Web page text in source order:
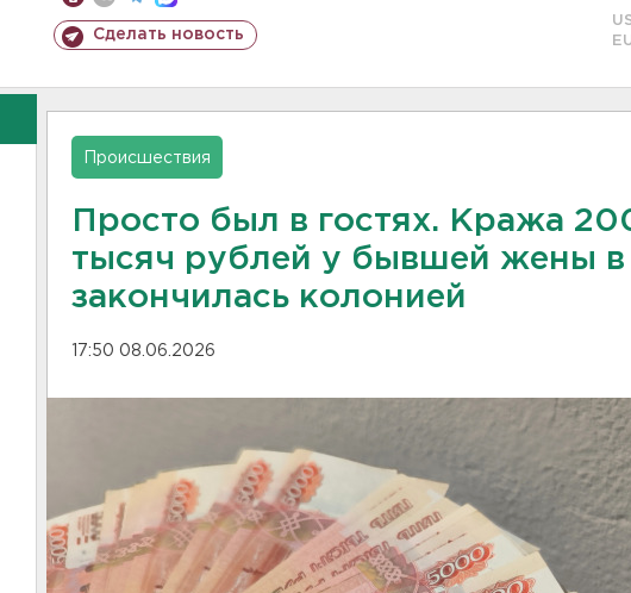
Сделать новость
Происшествия
Просто был в гостях. Кража
тысяч рублей у бывшей жены в
закончилась колонией
17:50 08.06.2026